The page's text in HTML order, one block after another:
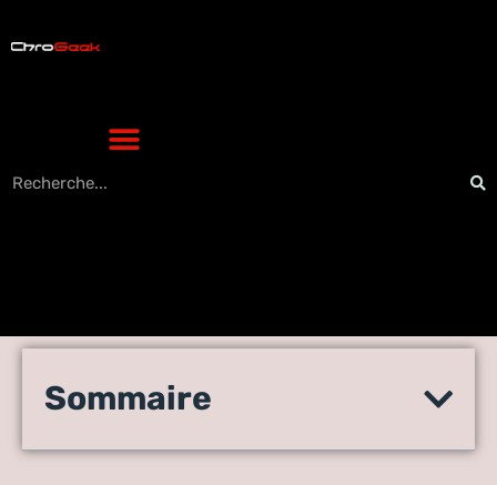
Comment l’innovation
de nos séniors ?
Sommaire